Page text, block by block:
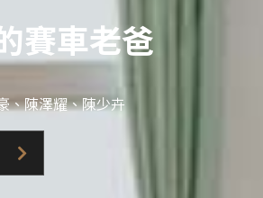
賽車老爸
、陳澤耀、陳少卉